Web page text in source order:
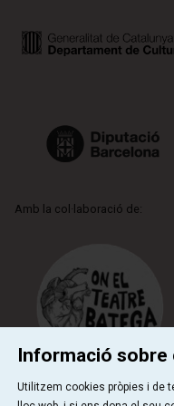
Amb la col·laboració de:
Informació sobre
Utilitzem cookies pròpies i de